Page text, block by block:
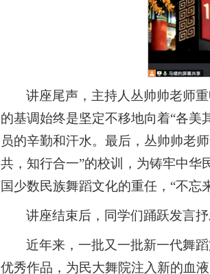
讲座尾声，主持人丛帅帅老师
的基调始终是坚定不移地向着“各
员的辛勤和汗水。最后，丛帅帅老
共，知行合一”的校训，为铸牢中
国少数民族舞蹈文化的重任，“不忘
讲座结束后，同学们踊跃发言
近年来，一批又一批新一代舞
优秀作品，为民大舞院注入新的血